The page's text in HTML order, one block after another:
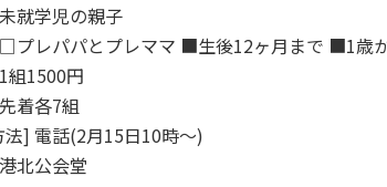
就学児の親子
プレパパとプレママ ■生後12ヶ月まで ■1歳
組1500円
着各7組
] 電話(2月15日10時～)
北公会堂